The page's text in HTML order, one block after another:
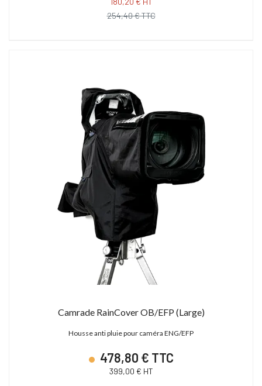
254,40 € TTC
Camrade RainCover OB/EFP (Large)
Housse anti pluie pour caméra ENG/EFP
478,80 € TTC
399,00 € HT